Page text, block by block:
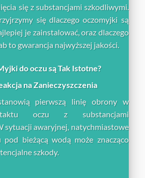
się z substancjami szkodliwymi.
się dlaczego oczomyjki są
je zainstalować, oraz dlaczego
to gwarancja najwyższej jakości.
do oczu są Tak Istotne?
na Zanieczyszczenia
pierwszą linię obrony w
oczu z substancjami
sytuacji awaryjnej, natychmiastowe
pod bieżącą wodą może znacząco
szkody.